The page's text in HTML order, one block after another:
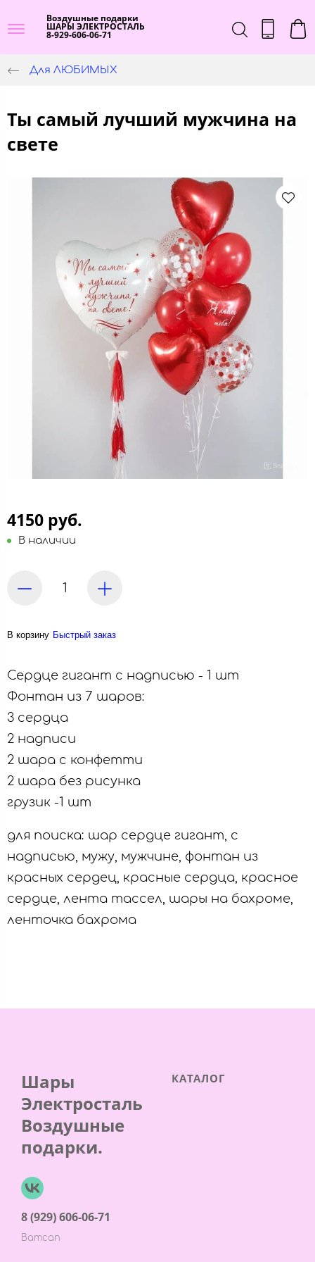
Воздушные подарки
ШАРЫ ЭЛЕКТРОСТАЛЬ
8-929-606-06-71
Для ЛЮБИМЫХ
Ты самый лучший мужчина на
свете
4150 руб.
В наличии
В корзину Быстрый заказ
Сердце гигант с надписью - 1 шт
Фонтан из 7 шаров:
3 сердца
2 надписи
2 шара с конфетти
2 шара без рисунка
грузик -1 шт
для поиска: шар сердце гигант, с
надписью, мужу, мужчине, фонтан из
красных сердец, красные сердца, красное
сердце, лента тассел, шары на бахроме,
ленточка бахрома
Шары
Электросталь
Воздушные
подарки.
8 (929) 606-06-71
Ватсап
КАТАЛОГ